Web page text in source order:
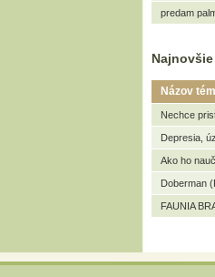
predam
Názov
Nechce
Depresia,
Ako ho
Doberman
FAUNIA